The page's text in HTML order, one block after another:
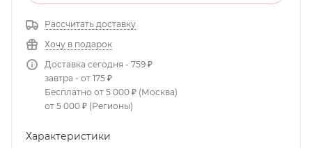
Рассчитать доставку
Хочу в подарок
Доставка сегодня - 759 ₽
завтра - от 175 ₽
Бесплатно от 5 000 ₽ (Москва)
от 5 000 ₽ (Регионы)
Характеристики